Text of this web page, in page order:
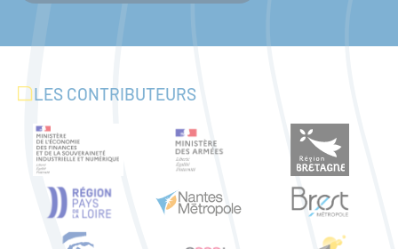
LES CONTRIBUTEURS